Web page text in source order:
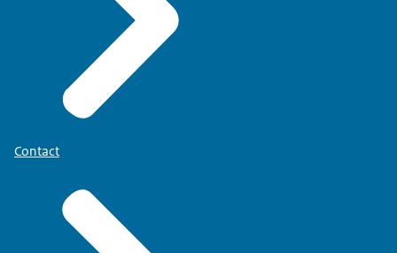
Contact